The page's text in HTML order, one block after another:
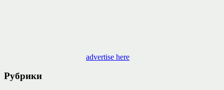
advertise here
Рубрики